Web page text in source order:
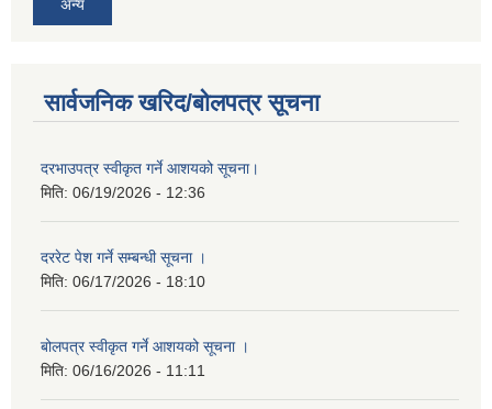
अन्य
सार्वजनिक खरिद/बोलपत्र सूचना
दरभाउपत्र स्वीकृत गर्ने आशयको सूचना।
मिति: 06/19/2026 - 12:36
दररेट पेश गर्ने सम्बन्धी सूचना ।
मिति: 06/17/2026 - 18:10
बोलपत्र स्वीकृत गर्ने आशयको सूचना ।
मिति: 06/16/2026 - 11:11